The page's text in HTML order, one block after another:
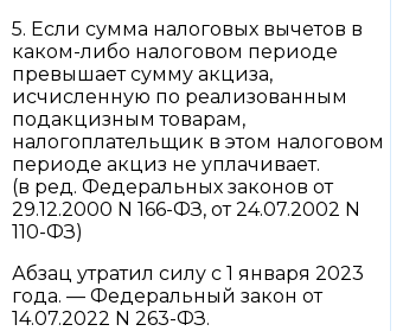
5. Если сумма налоговых вычетов в
каком-либо налоговом периоде
превышает сумму акциза,
исчисленную по реализованным
подакцизным товарам,
налогоплательщик в этом налоговом
периоде акциз не уплачивает.
(в ред. Федеральных законов от
29.12.2000 N 166-ФЗ, от 24.07.2002 N
110-ФЗ)
Абзац утратил силу с 1 января 2023
года. — Федеральный закон от
14.07.2022 N 263-ФЗ.